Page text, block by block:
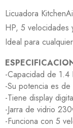
Licuadora
HP, 5 velocidades
Ideal para
-Capacidad de 1.4
-Su potencia es
-Tiene display
-Jarra de vidrio
-Funciona con 5